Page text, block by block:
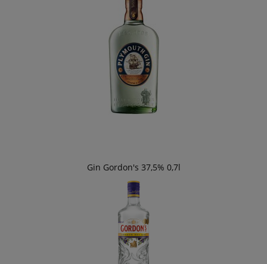
Gin Gordon's 37,5% 0,7l